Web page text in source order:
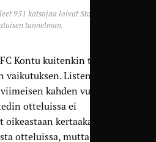
951 katsojaa loivat Stadikalle
tunnelman.
Kontu kuitenkin teki
Listenmaan
kahden vuoden
otteluissa ei
kertaakaan
otteluissa, mutta